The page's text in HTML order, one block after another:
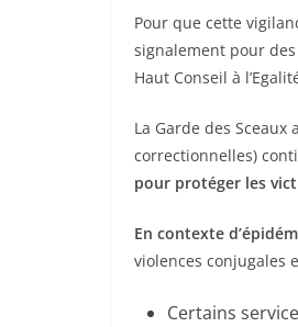
Pour que cette
signalement pour
Haut Conseil à
La Garde des
correctionnelles)
pour protéger les
En contexte
violences conjugales
Certains